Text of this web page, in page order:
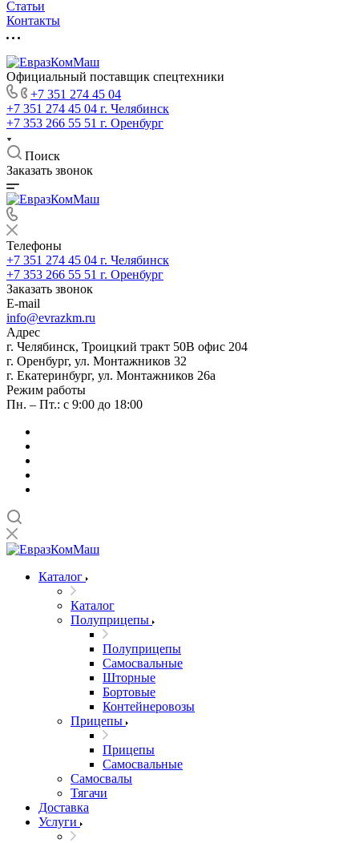
Статьи
Контакты
Официальный поставщик спецтехники
+7 351 274 45 04
+7 351 274 45 04 г. Челябинск
+7 353 266 55 51 г. Оренбург
Поиск
Заказать звонок
Телефоны
+7 351 274 45 04 г. Челябинск
+7 353 266 55 51 г. Оренбург
Заказать звонок
E-mail
info@evrazkm.ru
Адрес
г. Челябинск, Троицкий тракт 50В офис 204
г. Оренбург, ул. Монтажников 32
г. Екатеринбург, ул. Монтажников 26а
Режим работы
Пн. – Пт.: с 9:00 до 18:00
Каталог
Каталог
Полуприцепы
Полуприцепы
Самосвальные
Шторные
Бортовые
Контейнеровозы
Прицепы
Прицепы
Самосвальные
Самосвалы
Тягачи
Доставка
Услуги